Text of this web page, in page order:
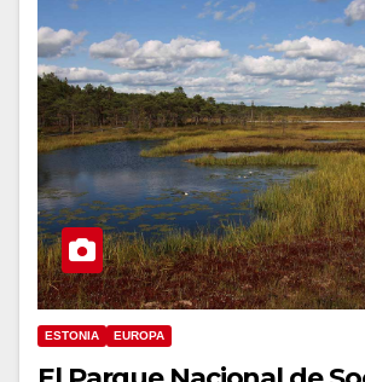
ESTONIA EUROPA